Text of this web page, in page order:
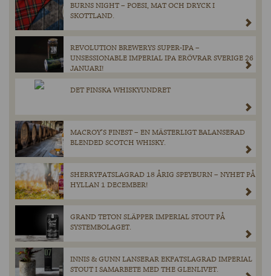
BURNS NIGHT – POESI, MAT OCH DRYCK I
SKOTTLAND.
REVOLUTION BREWERYS SUPER-IPA –
UNSESSIONABLE IMPERIAL IPA ERÖVRAR SVERIGE 26
JANUARI!
DET FINSKA WHISKYUNDRET
MACROY’S FINEST – EN MÄSTERLIGT BALANSERAD
BLENDED SCOTCH WHISKY.
SHERRYFATSLAGRAD 18 ÅRIG SPEYBURN – NYHET PÅ
HYLLAN 1 DECEMBER!
GRAND TETON SLÄPPER IMPERIAL STOUT PÅ
SYSTEMBOLAGET.
INNIS & GUNN LANSERAR EKFATSLAGRAD IMPERIAL
STOUT I SAMARBETE MED THE GLENLIVET.